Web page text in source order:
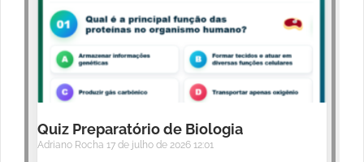
Quiz Preparatório de Biologia
Adriano Rocha 17 de julho de 2026 12:01